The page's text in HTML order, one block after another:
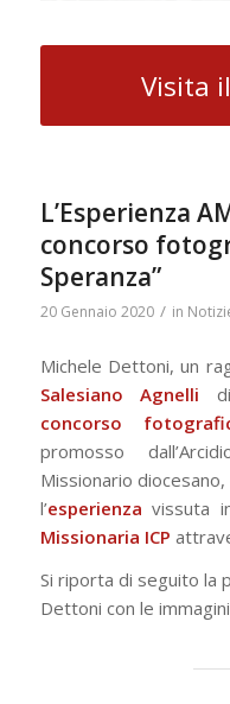
Visita
L’Esperienza
concorso
Speranza”
20 Gennaio 2020 / in
Michele Dettoni, un
Salesiano Agnelli
concorso
promosso
Missionario
l’esperienzavissuta
Missionaria ICP
Si riporta di seguito la
Dettoni con le